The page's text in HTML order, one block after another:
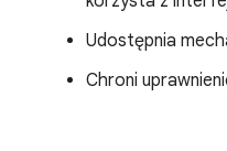
Udostępnia
Chroni